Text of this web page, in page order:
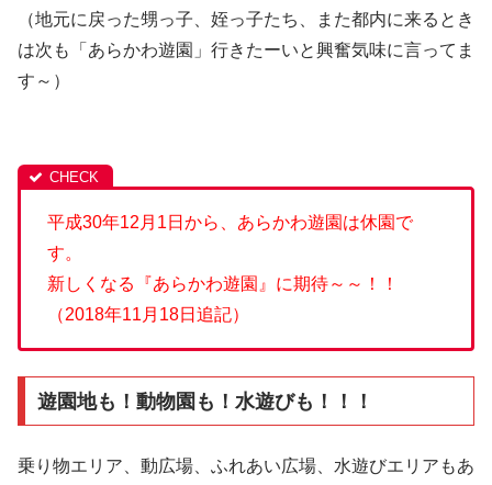
（地元に戻った甥っ子、姪っ子たち、また都内に来るとき
は次も「あらかわ遊園」行きたーいと興奮気味に言ってま
す～）
平成30年12月1日から、あらかわ遊園は休園で
す。
新しくなる『あらかわ遊園』に期待～～！！
（2018年11月18日追記）
遊園地も！動物園も！水遊びも！！！
乗り物エリア、動広場、ふれあい広場、水遊びエリアもあ